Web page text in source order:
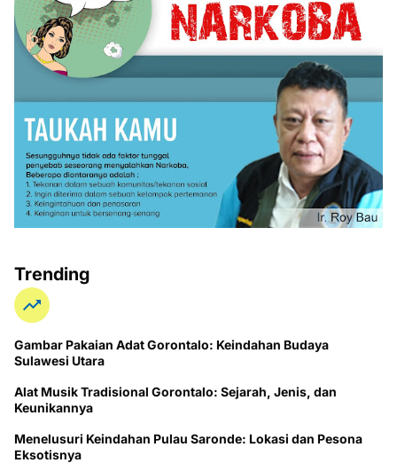
Trending
Gambar Pakaian Adat Gorontalo: Keindahan Budaya
Sulawesi Utara
Alat Musik Tradisional Gorontalo: Sejarah, Jenis, dan
Keunikannya
Menelusuri Keindahan Pulau Saronde: Lokasi dan Pesona
Eksotisnya